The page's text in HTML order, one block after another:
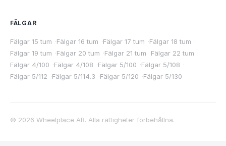
FÄLGAR
Fälgar 15 tum ·Fälgar 16 tum ·Fälgar 17 tum ·Fälgar 18 tum ·
Fälgar 19 tum ·Fälgar 20 tum ·Fälgar 21 tum ·Fälgar 22 tum ·
Fälgar 4/100 ·Fälgar 4/108 ·Fälgar 5/100 ·Fälgar 5/108 ·
Fälgar 5/112 ·Fälgar 5/114.3 ·Fälgar 5/120 ·Fälgar 5/130
© 2026 Wheelplace AB. Alla rättigheter förbehållna.